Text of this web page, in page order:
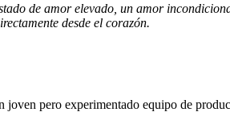
de amor elevado, un amor
desde el corazón.
joven pero experimentado equipo de